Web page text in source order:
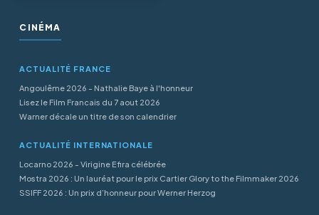
CINÉMA
ACTUALITÉ FRANCE
Angoulême 2026 - Nathalie Baye à l'honneur
Lisez le Film Francais du 7 aout 2026
Warner décale un titre de son calendrier
ACTUALITÉ INTERNATIONALE
Locarno 2026 - Virigine Efira célébrée
Mostra 2026 : Un lauréat pour le prix Cartier Glory to the Filmmaker 2026
SSIFF 2026 : Un prix d’honneur pour Werner Herzog